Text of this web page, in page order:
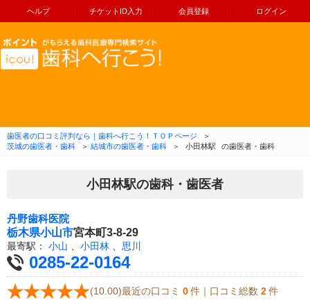
ヘルプ チケットID入力 会員登録 ログイン
コンテンツへ移動
歯医者の口コミ評判なら｜歯科へ行こう！ＴＯＰページ
＞
茨城の歯医者・歯科
＞ 結城市の歯医者・歯科 ＞ 小田林駅 の歯医者・歯科
小田林駅の歯科・歯医者
丹野歯科医院
栃木県小山市宮本町3-8-29
最寄駅： 小山 小田林 思川
0285-22-0164
(10.00)最近の口コミ 0 件｜口コミ総数 2 件